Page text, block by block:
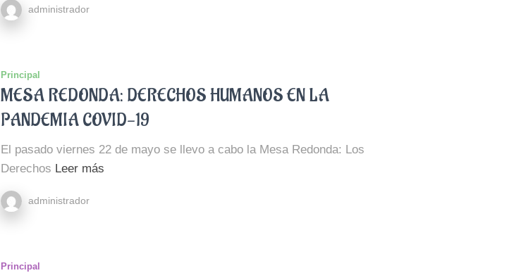
administrador
Principal
MESA REDONDA: DERECHOS HUMANOS EN LA
PANDEMIA COVID-19
El pasado viernes 22 de mayo se llevo a cabo la Mesa Redonda: Los
Derechos Leer más
administrador
Principal